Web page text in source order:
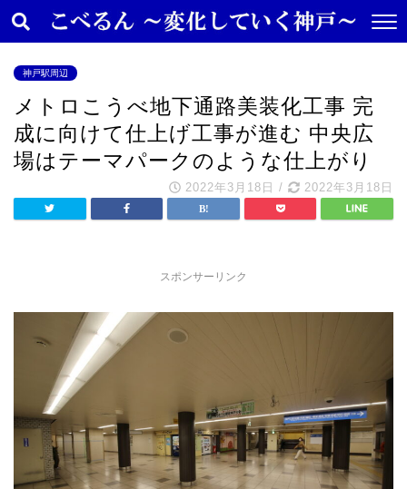
神戸駅周辺
メトロこうべ地下通路美装化工事 完
成に向けて仕上げ工事が進む 中央広
場はテーマパークのような仕上がり
2022年3月18日 / 2022年3月18日
スポンサーリンク